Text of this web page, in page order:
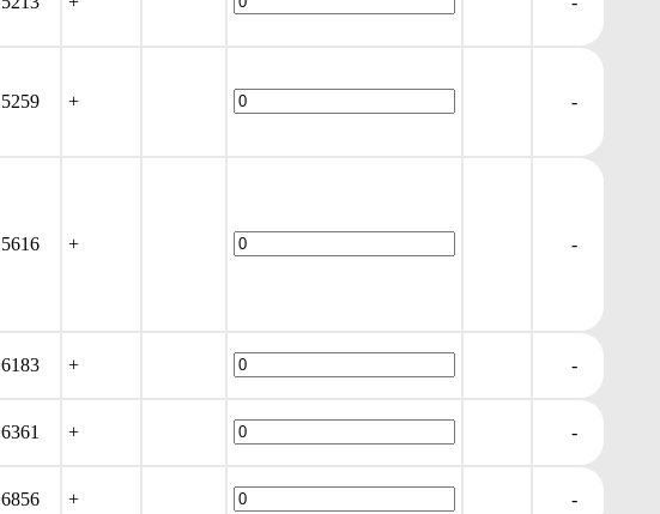
5259 + -
5616 + -
6183 + -
6361 + -
6856 + -